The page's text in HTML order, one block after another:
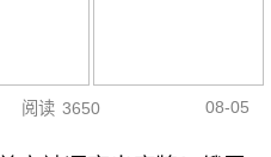
阅读 3650 08-05